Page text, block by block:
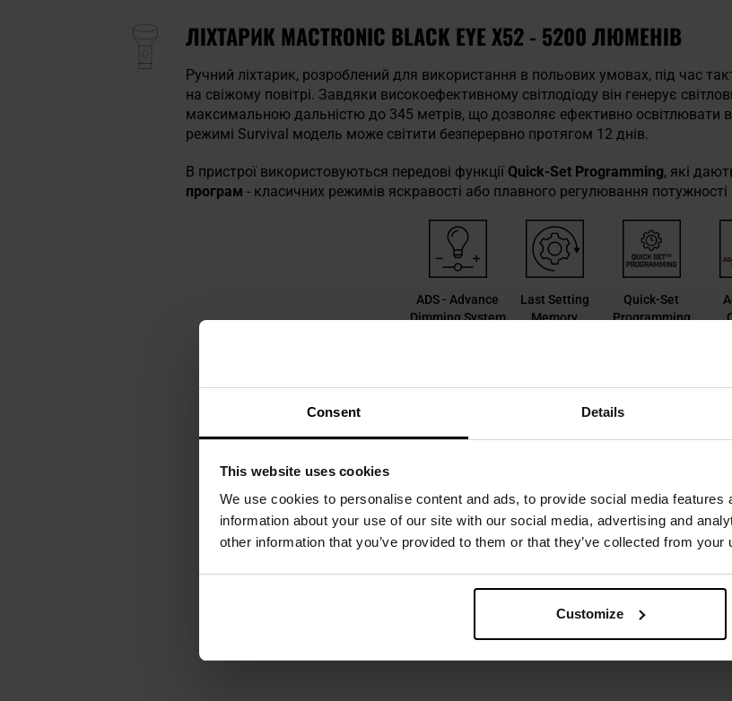
Consent Details
This website uses cookies
We use cookies to personalise content and ads, to provide social media
information about your use of our site with our social media, advertising and
other information that you’ve provided to them or that they’ve collected from
Customize
ЛІХТАРИК MACTRONIC BLACK EYE X52 - 5200 ЛЮМЕНІВ
Ручний ліхтарик, розроблений для використання в польових умовах, під час
на свіжому повітрі. Завдяки високоефективному світлодіоду він генерує
максимальною дальністю до 345 метрів, що дозволяє ефективно освітлювати
режимі Survival модель може світити безперервно протягом 12 днів.
В пристрої використовуються передові функції Quick-Set Programming, які
програм - класичних режимів яскравості або плавного регулювання потужності
ADS - Advance
Dimming System
Last Setting
Memory
Quick-Set
Programming